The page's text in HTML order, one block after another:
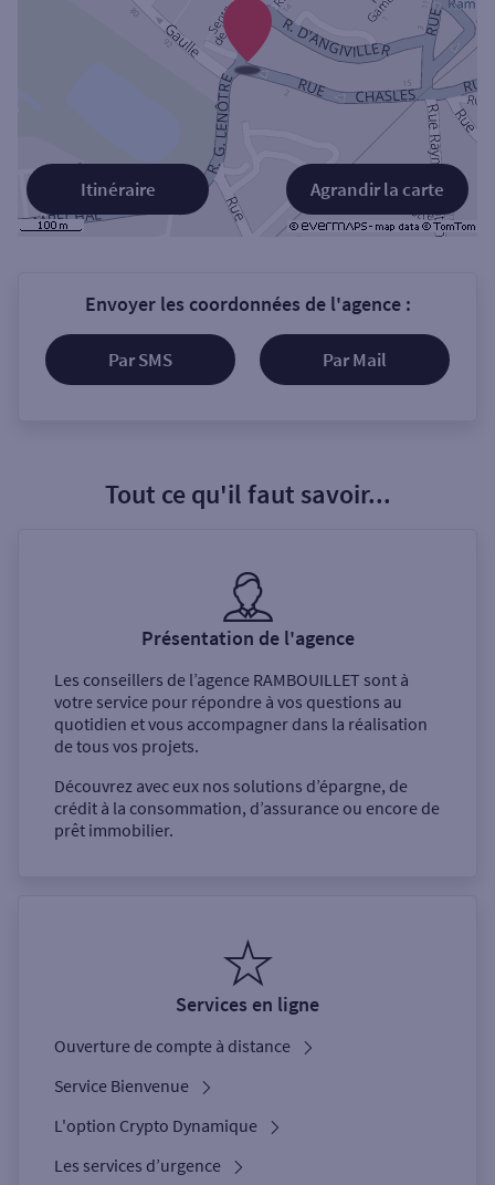
Agrandir la carte
Itinéraire
Envoyer les coordonnées de l'agence :
Par SMS Par Mail
Tout ce qu'il faut savoir...
Présentation de l'agence
Les conseillers de l’agence RAMBOUILLET sont à
votre service pour répondre à vos questions au
quotidien et vous accompagner dans la réalisation
de tous vos projets.
Découvrez avec eux nos solutions d’épargne, de
crédit à la consommation, d’assurance ou encore de
prêt immobilier.
Services en ligne
Ouverture de compte à distance
Service Bienvenue
L'option Crypto Dynamique
Les services d’urgence